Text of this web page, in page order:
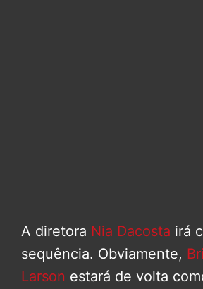
A diretora Nia Dacosta irá
sequência. Obviamente,
Larson estará de volta